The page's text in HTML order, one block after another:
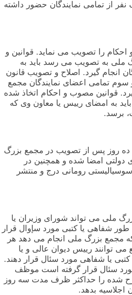
از تمامی‏ نمایندگان‏ حضور داشته‏
را تصویب‏ می‏ نماید. قوانین‏ و
ملی‏ به‏ تصویب‏ می‏ رسد باید به‏
انجام‏ گیرد. اصلاح‏ و تصویب‏ قانون‏
سوم‏ تمامی‏ اعضای‏ نمایندگان‏ مجمع
قوانین‏ مصوب‏ و احکام‏ اتخاذ شده‏
به‏ امضای‏ رییس‏ یا معاون‏ وی‏ که‏
برسد.
ده‏ روز پس‏ از تصویب‏ در مجمع بزرگ‏
امضا شده‏ و همچنین‏ در
رومانی‏ درج‏ و منتشر
ملی‏ می‏ تواند شورای‏ وزیران‏ یا
شفاهی‏ یا کتبی‏ مورد س‏إوال‏ قرار
مجمع بزرگ‏ ملی‏ انجام‏ می‏ دهد هر
می‏ توانند رییس‏ دیوان‏ عالی‏ و یا
یا شفاهی‏ مورد سئال‏ قرار دهند.
سئال‏ قرار گرفته‏ است‏ موظف‏
شده‏ را حداکثر ظرف‏ مدت‏ سه‏ روز
بدهد.